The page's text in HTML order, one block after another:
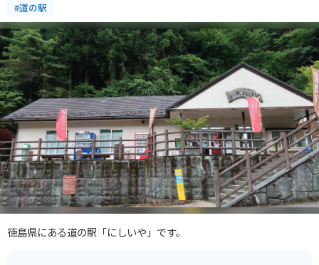
#道の駅
徳島県にある道の駅「にしいや」です。